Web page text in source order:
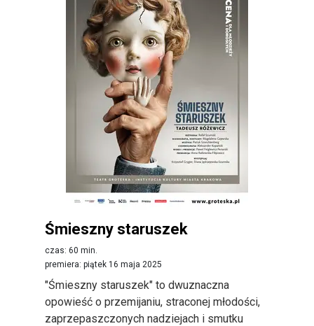
Śmieszny staruszek
czas: 60 min.
premiera: piątek 16 maja 2025
"Śmieszny staruszek" to dwuznaczna
opowieść o przemijaniu, straconej młodości,
zaprzepaszczonych nadziejach i smutku